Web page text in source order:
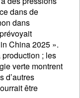
dans de
dans
China 2025 ».
production ; les
verte montrent
d’autres
être